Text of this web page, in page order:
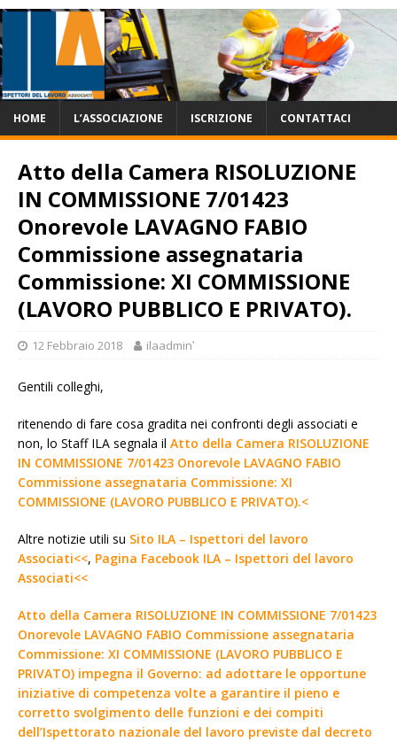
HOME L’ASSOCIAZIONE ISCRIZIONE CONTATTACI
Atto della Camera RISOLUZIONE
IN COMMISSIONE 7/01423
Onorevole LAVAGNO FABIO
Commissione assegnataria
Commissione: XI COMMISSIONE
(LAVORO PUBBLICO E PRIVATO).
12 Febbraio 2018 ilaadminʹ
Gentili colleghi,
ritenendo di fare cosa gradita nei confronti degli associati e
non, lo Staff ILA segnala il Atto della Camera RISOLUZIONE
IN COMMISSIONE 7/01423 Onorevole LAVAGNO FABIO
Commissione assegnataria Commissione: XI
COMMISSIONE (LAVORO PUBBLICO E PRIVATO).<
Altre notizie utili su Sito ILA – Ispettori del lavoro
Associati<<, Pagina Facebook ILA – Ispettori del lavoro
Associati<<
Atto della Camera RISOLUZIONE IN COMMISSIONE 7/01423
Onorevole LAVAGNO FABIO Commissione assegnataria
Commissione: XI COMMISSIONE (LAVORO PUBBLICO E
PRIVATO) impegna il Governo: ad adottare le opportune
iniziative di competenza volte a garantire il pieno e
corretto svolgimento delle funzioni e dei compiti
dell’Ispettorato nazionale del lavoro previste dal decreto